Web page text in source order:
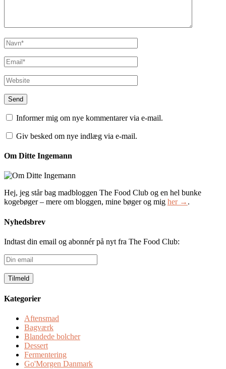
Informer mig om nye kommentarer via e-mail.
Giv besked om nye indlæg via e-mail.
Om Ditte Ingemann
Hej, jeg står bag madbloggen The Food Club og en hel bunke
kogebøger – mere om bloggen, mine bøger og mig her → .
Nyhedsbrev
Indtast din email og abonnér på nyt fra The Food Club:
Din
email
Kategorier
Aftensmad
Bagværk
Blandede bolcher
Dessert
Fermentering
Go'Morgen Danmark